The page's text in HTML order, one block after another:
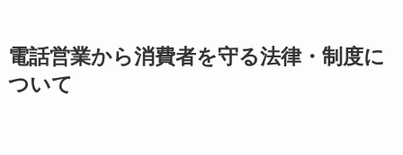
電話営業から消費者を守る法律・制度に
ついて